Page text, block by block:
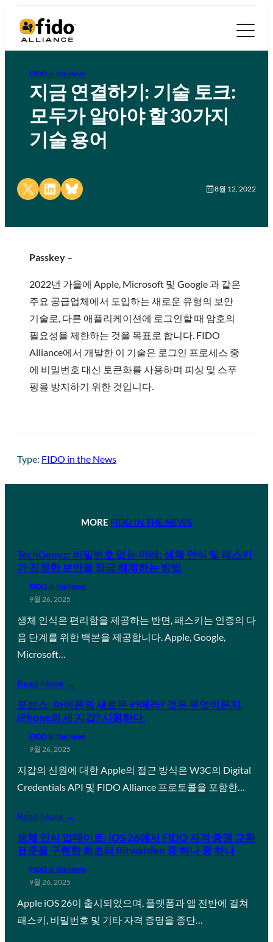
FIDO in the News
지금 연결하기: 기술 토크:
모두가 알아야 할 30가지
기술 용어
Share on X Share on LinkedIn
Share on Bluesky 8월 12, 2022
Passkey –
2022년 가을에 Apple, Microsoft 및 Google 과 같은
주요 공급업체에서 도입하는 새로운 유형의 보안
기술로, 다른 애플리케이션에 로그인할 때 암호의
필요성을 제한하는 것을 목표로 합니다. FIDO
Alliance에서 개발한 이 기술은 로그인 프로세스 중
에 비밀번호 대신 토큰화를 사용하며 피싱 및 스푸
핑을 방지하기 위한 것입니다.
Type: FIDO in the News
MORE FIDO IN THE NEWS
TechGenyz: 비밀번호 없는 미래: 생체 인식 및 패스키
가 진정한 보안을 잠금 해제하는 방법
FIDO in the News
9월 26, 2025
생체 인식은 편리함을 제공하는 반면, 패스키는 인증의 다
음 단계를 위한 백본을 제공합니다. Apple, Google,
Microsoft…
Read More →
포브스: 아이폰의 새로운 카메라? 것은 무엇이든지.
iPhone의 새 지갑? 시원하다.
FIDO in the News
9월 26, 2025
지갑의 신원에 대한 Apple의 접근 방식은 W3C의 Digital
Credentials API 및 FIDO Alliance 프로토콜을 포함한…
Read More →
생체 인식 업데이트: iOS 26에서 FIDO 자격 증명 교환
표준을 구현한 최초의 Bitwarden 중 하나 중 하나
FIDO in the News
9월 26, 2025
Apple iOS 26이 출시되었으며, 플랫폼과 앱 전반에 걸쳐
패스키, 비밀번호 및 기타 자격 증명을 종단…